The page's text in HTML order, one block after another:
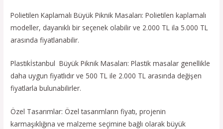
Polietilen Kaplamalı Büyük Piknik Masaları: Polietilen kaplamalı
modeller, dayanıklı bir seçenek olabilir ve 2.000 TL ila 5.000 TL
arasında fiyatlanabilir.
Plastikİstanbul Büyük Piknik Masaları: Plastik masalar genellikle
daha uygun fiyatlıdır ve 500 TL ile 2.000 TL arasında değişen
fiyatlarla bulunabilirler.
Özel Tasarımlar: Özel tasarımların fiyatı, projenin
karmaşıklığına ve malzeme seçimine bağlı olarak büyük